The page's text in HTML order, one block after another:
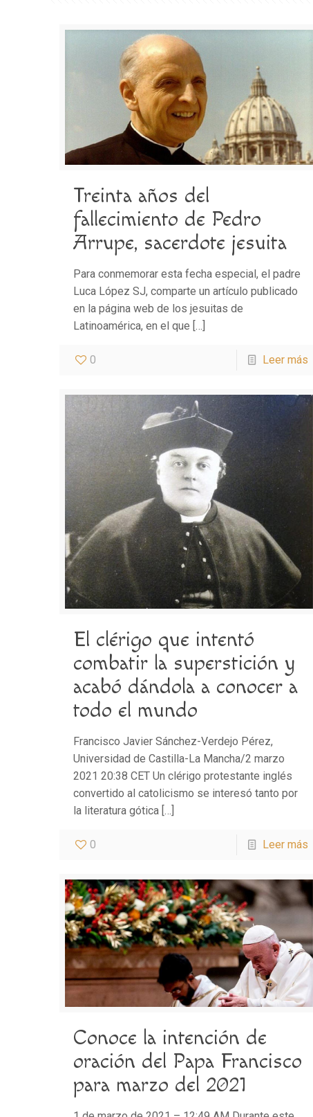
Treinta años del
fallecimiento de Pedro
Arrupe, sacerdote jesuita
Para conmemorar esta fecha especial, el padre
Luca López SJ, comparte un artículo publicado
en la página web de los jesuitas de
Latinoamérica, en el que […]
0 Leer más
El clérigo que intentó
combatir la superstición y
acabó dándola a conocer a
todo el mundo
Francisco Javier Sánchez-Verdejo Pérez,
Universidad de Castilla-La Mancha/2 marzo
2021 20:38 CET Un clérigo protestante inglés
convertido al catolicismo se interesó tanto por
la literatura gótica […]
0 Leer más
Conoce la intención de
oración del Papa Francisco
para marzo del 2021